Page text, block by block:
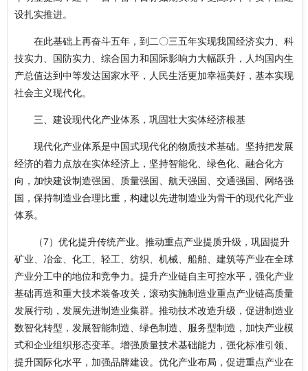
设扎实推进。
在此基础上再奋斗五年，到二〇三五年实现我国经济实力、科
技实力、国防实力、综合国力和国际影响力大幅跃升，人均国内生
产总值达到中等发达国家水平，人民生活更加幸福美好，基本实现
社会主义现代化。
三、建设现代化产业体系，巩固壮大实体经济根基
现代化产业体系是中国式现代化的物质技术基础。坚持把发展
经济的着力点放在实体经济上，坚持智能化、绿色化、融合化方
向，加快建设制造强国、质量强国、航天强国、交通强国、网络强
国，保持制造业合理比重，构建以先进制造业为骨干的现代化产业
体系。
（7）优化提升传统产业。推动重点产业提质升级，巩固提升
矿业、冶金、化工、轻工、纺织、机械、船舶、建筑等产业在全球
产业分工中的地位和竞争力。提升产业链自主可控水平，强化产业
基础再造和重大技术装备攻关，滚动实施制造业重点产业链高质量
发展行动，发展先进制造业集群。推动技术改造升级，促进制造业
数智化转型，发展智能制造、绿色制造、服务型制造，加快产业模
式和企业组织形态变革。增强质量技术基础能力，强化标准引领、
提升国际化水平，加强品牌建设。优化产业布局，促进重点产业在